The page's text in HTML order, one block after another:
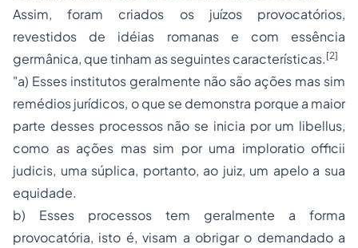
Assim, foram criados os juízos provocatórios,
revestidos de idéias romanas e com essência
germânica, que tinham as seguintes características. [2]
"a) Esses institutos geralmente não são ações mas sim
remédios jurídicos, o que se demonstra porque a maior
parte desses processos não se inicia por um libellus,
como as ações mas sim por uma imploratio officii
judicis, uma súplica, portanto, ao juiz, um apelo a sua
equidade.
b) Esses processos tem geralmente a forma
provocatória, isto é, visam a obrigar o demandado a